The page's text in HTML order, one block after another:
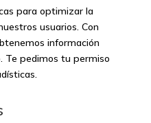
para optimizar la
usuarios. Con
información
Te pedimos tu permiso